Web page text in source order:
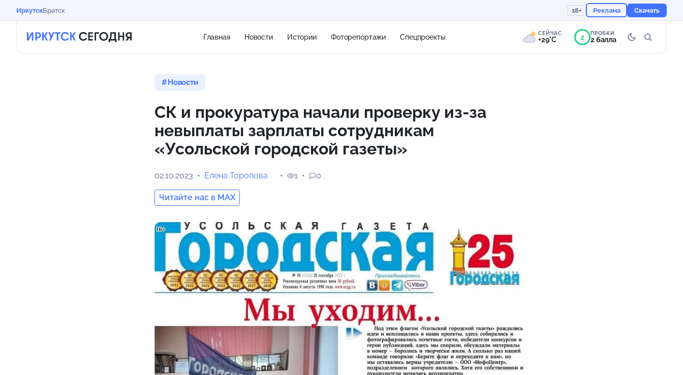
ИркутскБратск 16+ Реклама Скачать
Главная Новости Истории Фоторепортажи Спецпроекты СЕЙЧАС
+29°C
Ощущается как +29
14 м/с
2 ПРОБКИ
2 балла
Новости
СК и прокуратура начали проверку из-за
невыплаты зарплаты сотрудникам
«Усольской городской газеты»
02.10.2023 Елена Торопова
Читайте нас в MAX
1 0